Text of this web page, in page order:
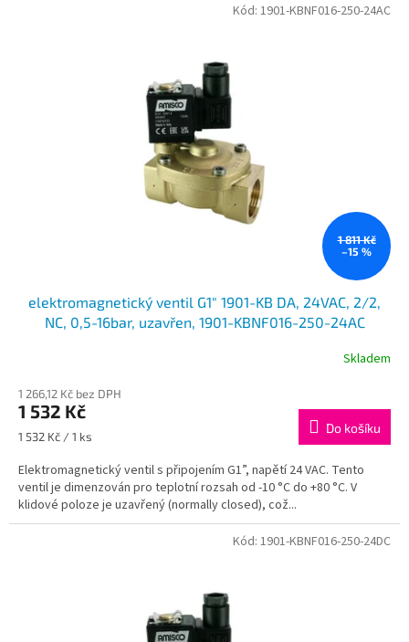
1 811 Kč
–15 %
elektromagnetický ventil G1" 1901-KB DA, 24VAC, 2/2,
NC, 0,5-16bar, uzavřen, 1901-KBNF016-250-24AC
Skladem
1 266,12 Kč bez DPH
1 532 Kč
Měrná
1 532 Kč / 1 ks
Do košíku
Elektromagnetický ventil s připojením G1”, napětí 24 VAC. Tento
ventil je dimenzován pro teplotní rozsah od -10 °C do +80 °C. V
klidové poloze je uzavřený (normally closed), což...
Kód: 1901-KBNF016-250-24AC
Kód: 1901-KBNF016-250-24DC